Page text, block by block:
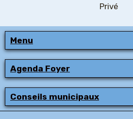
Privé
Menu
Agenda Foyer
Conseils municipaux